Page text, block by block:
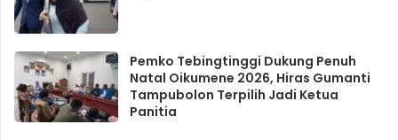
Pemko Tebingtinggi Dukung Penuh
Natal Oikumene 2026, Hiras Gumanti
Tampubolon Terpilih Jadi Ketua
Panitia